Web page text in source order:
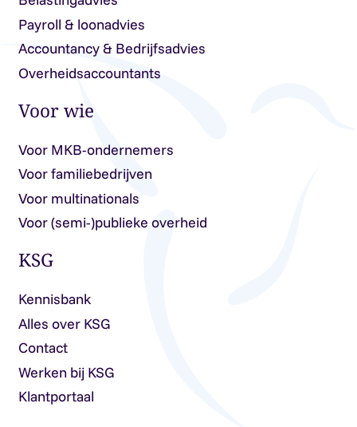
Payroll & loonadvies
Accountancy & Bedrijfsadvies
Overheidsaccountants
Voor wie
Voor MKB-ondernemers
Voor familiebedrijven
Voor multinationals
Voor (semi-)publieke overheid
KSG
Kennisbank
Alles over KSG
Contact
Werken bij KSG
Klantportaal